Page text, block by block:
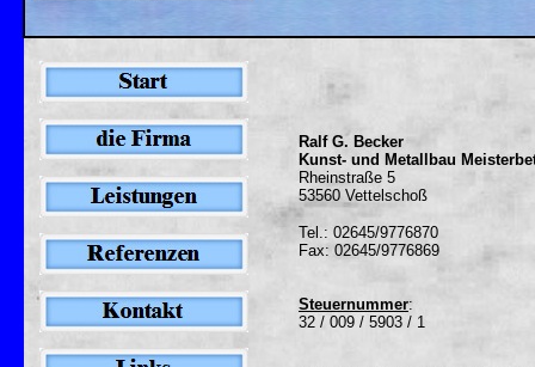
Ralf G. Becker
Kunst- und Metallbau
Rheinstraße 5
53560 Vettelschoß
Tel.: 02645/9776870
Fax: 02645/9776869
Steuernummer:
32 / 009 / 5903 / 1